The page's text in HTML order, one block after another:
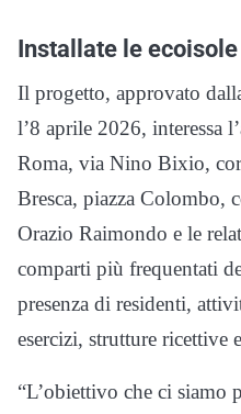
Installate le
Il progetto, approvato
l’8 aprile 2026, interessa
Roma, via Nino Bixio,
Bresca, piazza Colombo,
Orazio Raimondo e le
comparti più frequentati
presenza di residenti,
esercizi, strutture ricettive
“L’obiettivo che ci siamo